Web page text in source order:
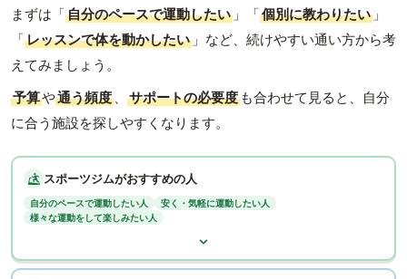
まずは「自分のペースで運動したい 」「個別に教わりたい 」
「レッスンで体を動かしたい 」など、続けやすい通い方から考
えてみましょう。
予算や通う頻度 、 サポートの必要度 も合わせて見ると、自分
に合う施設を探しやすくなります。
スポーツジムがおすすめの人
自分のペースで運動したい人
安く・気軽に運動したい人
様々な運動をして楽しみたい人